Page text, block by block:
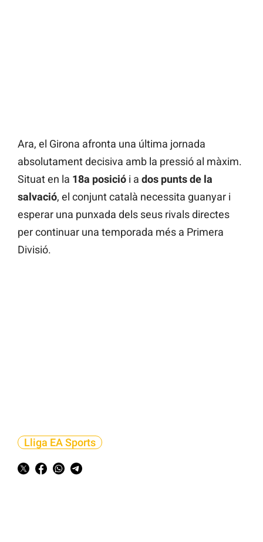
Ara, el Girona afronta una última jornada
absolutament decisiva amb la pressió al màxim.
Situat en la 18a posició i a dos punts de la
salvació, el conjunt català necessita guanyar i
esperar una punxada dels seus rivals directes
per continuar una temporada més a Primera
Divisió.
Lliga EA Sports